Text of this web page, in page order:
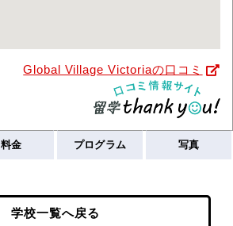
Global Village Victoriaの口コミ
料金 プログラム 写真
学校一覧へ戻る